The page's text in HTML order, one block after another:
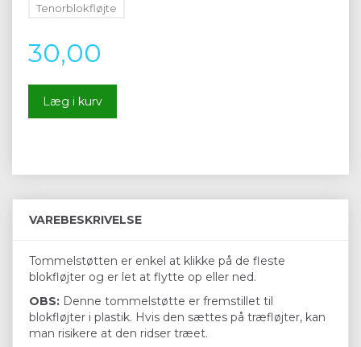
Tenorblokfløjte
30,00
Læg i kurv
VAREBESKRIVELSE
Tommelstøtten er enkel at klikke på de fleste
blokfløjter og er let at flytte op eller ned.
OBS: Denne tommelstøtte er fremstillet til
blokfløjter i plastik. Hvis den sættes på træfløjter, kan
man risikere at den ridser træet.